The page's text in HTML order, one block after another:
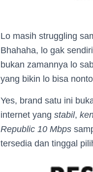
Lo masih struggling
Bhahaha, lo gak
bukan zamannya lo
yang bikin lo bisa
Yes, brand satu ini
internet yang stabil,
Republic 10 Mbps
tersedia dan tinggal